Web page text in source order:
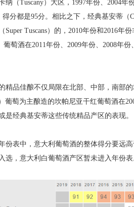
（Tuscany）大区，1997年份、2004年
得分都是95分。相比之下，经典基安蒂（
Super Tuscans）的，2010年份和2016
葡萄酒在2011年份、2009年份、2008年
品佳酿不仅局限在北部、中部，南部的
葡萄为主酿造的坎帕尼亚干红葡萄酒在
是经典基安蒂这些传统精品产区的表现。
表中，意大利葡萄酒的整体得分要远高
选，意大利白葡萄酒产区暂未进入年份表